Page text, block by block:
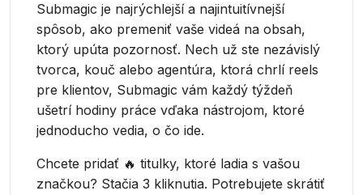
Submagic je najrýchlejší a najintuitívnejší
spôsob, ako premeniť vaše videá na obsah,
ktorý upúta pozornosť. Nech už ste nezávislý
tvorca, kouč alebo agentúra, ktorá chrlí reels
pre klientov, Submagic vám každý týždeň
ušetrí hodiny práce vďaka nástrojom, ktoré
jednoducho vedia, o čo ide.
Chcete pridať 🔥 titulky, ktoré ladia s vašou
značkou? Stačia 3 kliknutia. Potrebujete skrátiť